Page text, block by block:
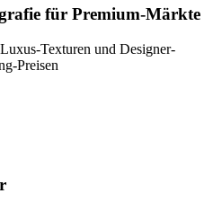
für Premium-Märkte
Texturen und Designer-
Preisen